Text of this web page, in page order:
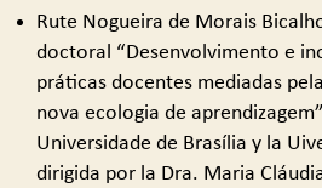
Rute Nogueira de Morais
doctoral “Desenvolvimento e
práticas docentes mediadas
nova ecologia de
Universidade de Brasília y la
dirigida por la Dra. Maria